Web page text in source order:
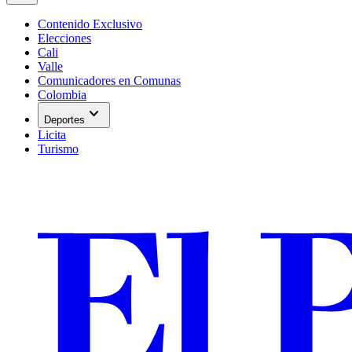
Contenido Exclusivo
Elecciones
Cali
Valle
Comunicadores en Comunas
Colombia
Deportes expand_more
Licita
Turismo